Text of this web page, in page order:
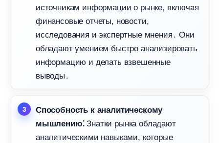
источникам информации о рынке, включая
финансовые отчеты, новости,
исследования и экспертные мнения․ Они
обладают умением быстро анализировать
информацию и делать взвешенные
ыводы․
Способность к аналитическому
мышлению⁚Знатки рынка обладают
аналитическими навыками, которые